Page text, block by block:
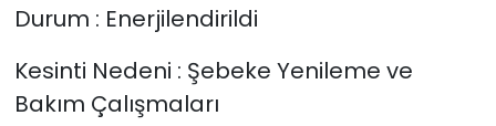
Durum : Enerjilendirildi
Kesinti Nedeni : Şebeke Yenileme ve
Bakım Çalışmaları